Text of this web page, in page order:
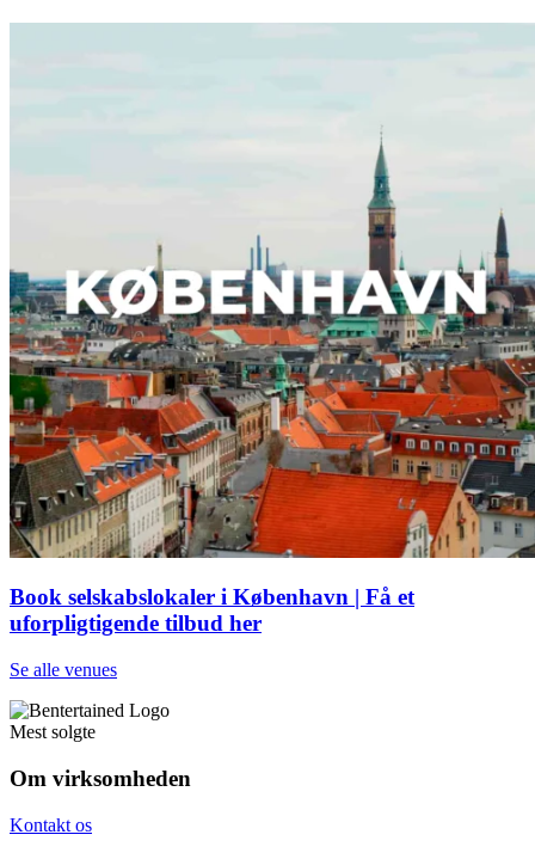
Book selskabslokaler i København | Få et
uforpligtigende tilbud her
Se alle venues
Mest solgte
Om virksomheden
Kontakt os